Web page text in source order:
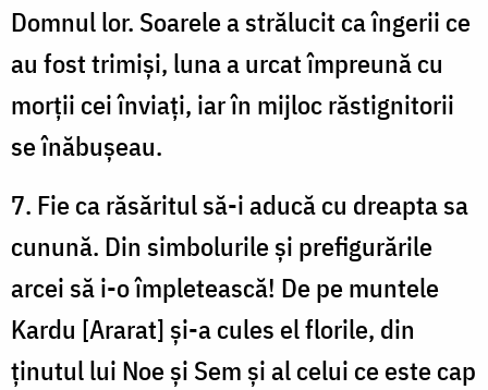
Domnul lor. Soarele a strălucit ca îngerii ce
au fost trimiși, luna a urcat împreună cu
morții cei înviați, iar în mijloc răstignitorii
se înăbușeau.
7. Fie ca răsăritul să-i aducă cu dreapta sa
cunună. Din simbolurile și prefigurările
arcei să i-o împletească! De pe muntele
Kardu [Ararat] și-a cules el florile, din
ținutul lui Noe și Sem și al celui ce este cap